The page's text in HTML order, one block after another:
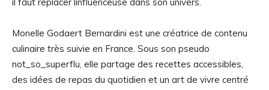
Monelle Godaert Bernardini est une créatrice de contenu
culinaire très suivie en France. Sous son pseudo
not_so_superflu, elle partage des recettes accessibles,
des idées de repas du quotidien et un art de vivre centré